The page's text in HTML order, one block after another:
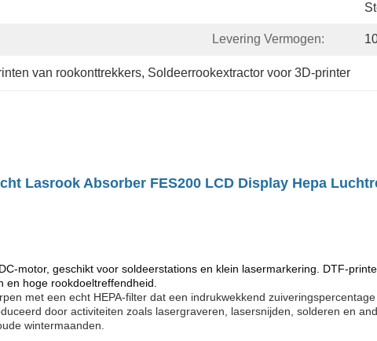
Levering Vermogen:
van rookonttrekkers, Soldeerrookextractor voor 3D-printer
Lasrook Absorber FES200 LCD Display Hepa
motor, geschikt voor soldeerstations en klein lasermarkering. DTF-
hoge rookdoeltreffendheid.
met een echt HEPA-filter dat een indrukwekkend
door activiteiten zoals lasergraveren, lasersnijden, solderen en
wintermaanden.